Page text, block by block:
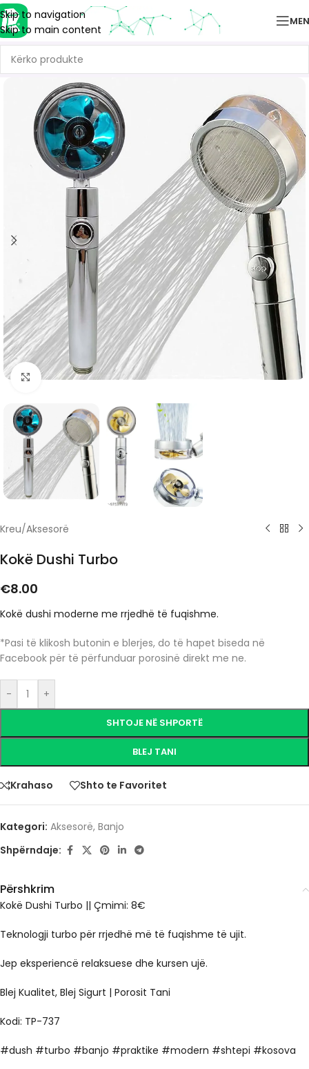
Skip to navigation
Skip to main content
Click to enlarge
Kreu/Aksesorë
Kokë Dushi Turbo
€8.00
Kokë dushi moderne me rrjedhë të fuqishme.
*Pasi të klikosh butonin e blerjes, do të hapet biseda në
Facebook për të përfunduar porosinë direkt me ne.
- +
SHTOJE NË SHPORTË
BLEJ TANI
Krahaso Shto te Favoritet
Kategori: Aksesorë, Banjo
Shpërndaje:
Përshkrim
Kokë Dushi Turbo || Çmimi: 8€
Teknologji turbo për rrjedhë më të fuqishme të ujit.
Jep eksperiencë relaksuese dhe kursen ujë.
Blej Kualitet, Blej Sigurt | Porosit Tani
Kodi: TP-737
#dush #turbo #banjo #praktike #modern #shtepi #kosova